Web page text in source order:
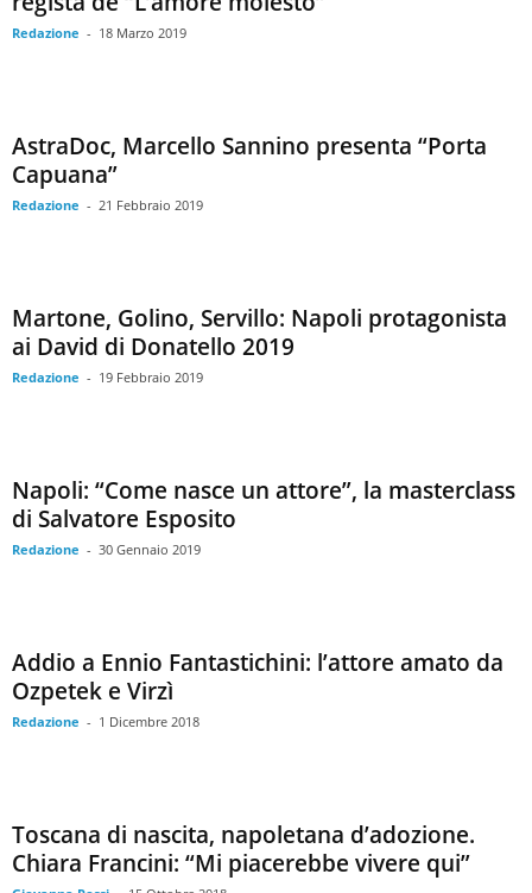
Redazione - 18 Marzo 2019
AstraDoc, Marcello Sannino presenta “Porta
Capuana”
Redazione - 21 Febbraio 2019
Martone, Golino, Servillo: Napoli protagonista
ai David di Donatello 2019
Redazione - 19 Febbraio 2019
Napoli: “Come nasce un attore”, la masterclass
di Salvatore Esposito
Redazione - 30 Gennaio 2019
Addio a Ennio Fantastichini: l’attore amato da
Ozpetek e Virzì
Redazione - 1 Dicembre 2018
Toscana di nascita, napoletana d’adozione.
Chiara Francini: “Mi piacerebbe vivere qui”